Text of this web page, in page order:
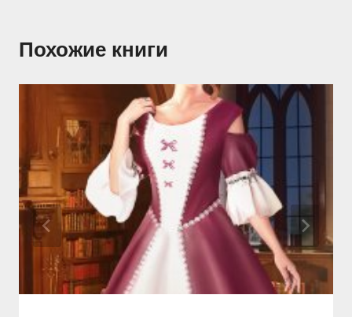
Похожие книги